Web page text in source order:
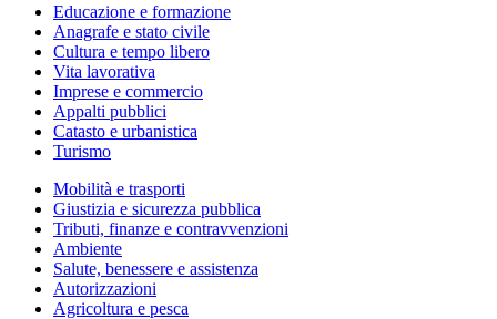
Educazione e formazione
Anagrafe e stato civile
Cultura e tempo libero
Vita lavorativa
Imprese e commercio
Appalti pubblici
Catasto e urbanistica
Turismo
Mobilità e trasporti
Giustizia e sicurezza pubblica
Tributi, finanze e contravvenzioni
Ambiente
Salute, benessere e assistenza
Autorizzazioni
Agricoltura e pesca